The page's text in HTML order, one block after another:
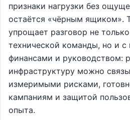
признаки нагрузки без
остаётся «чёрным ящиком».
упрощает разговор не
технической команды, но и с
финансами и руководством:
инфраструктуру можно
измеримыми рисками,
кампаниям и защитой
опыта.